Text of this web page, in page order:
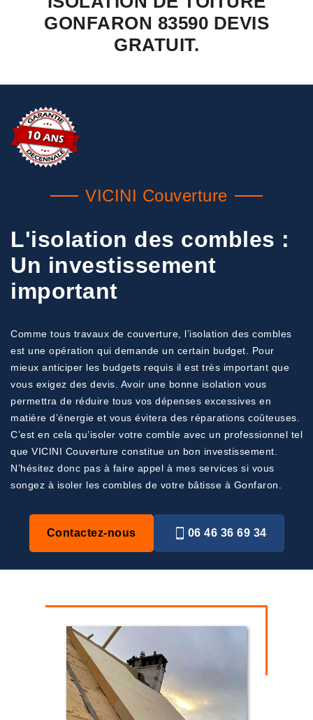
GONFARON 83590 DEVIS
GRATUIT.
VICINI Couverture
L'isolation des combles :
Un investissement
important
Comme tous travaux de couverture, l’isolation des combles
est une opération qui demande un certain budget. Pour
mieux anticiper les budgets requis il est très important que
vous exigez des devis. Avoir une bonne isolation vous
permettra de réduire tous vos dépenses excessives en
matière d’énergie et vous évitera des réparations coûteuses.
C’est en cela qu’isoler votre comble avec un professionnel tel
que VICINI Couverture constitue un bon investissement.
N’hésitez donc pas à faire appel à mes services si vous
songez à isoler les combles de votre bâtisse à Gonfaron.
Contactez-nous 06 46 36 69 34